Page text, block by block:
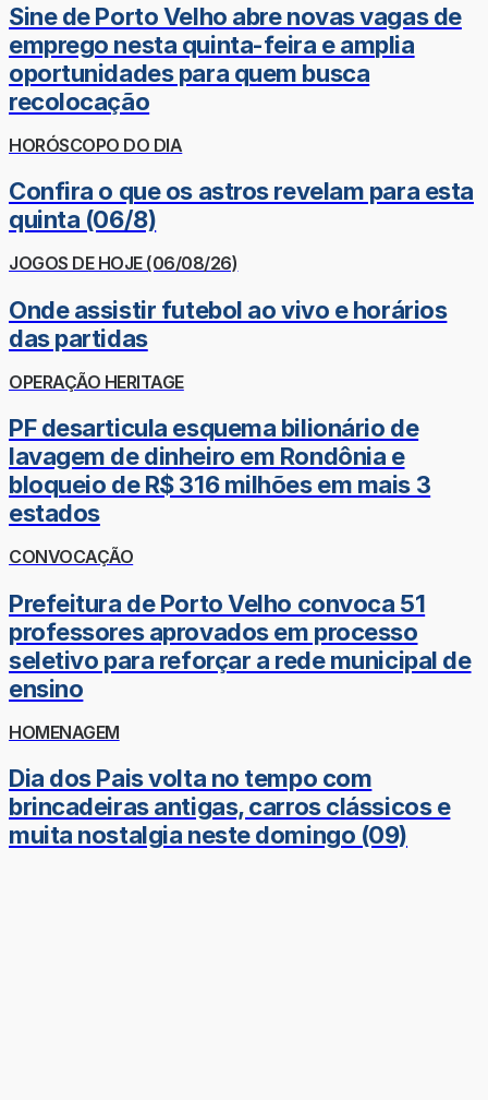
Sine de Porto Velho abre novas vagas de
emprego nesta quinta-feira e amplia
oportunidades para quem busca
recolocação
HORÓSCOPO DO DIA
Confira o que os astros revelam para esta
quinta (06/8)
JOGOS DE HOJE (06/08/26)
Onde assistir futebol ao vivo e horários
das partidas
OPERAÇÃO HERITAGE
PF desarticula esquema bilionário de
lavagem de dinheiro em Rondônia e
bloqueio de R$ 316 milhões em mais 3
estados
CONVOCAÇÃO
Prefeitura de Porto Velho convoca 51
professores aprovados em processo
seletivo para reforçar a rede municipal de
ensino
HOMENAGEM
Dia dos Pais volta no tempo com
brincadeiras antigas, carros clássicos e
muita nostalgia neste domingo (09)